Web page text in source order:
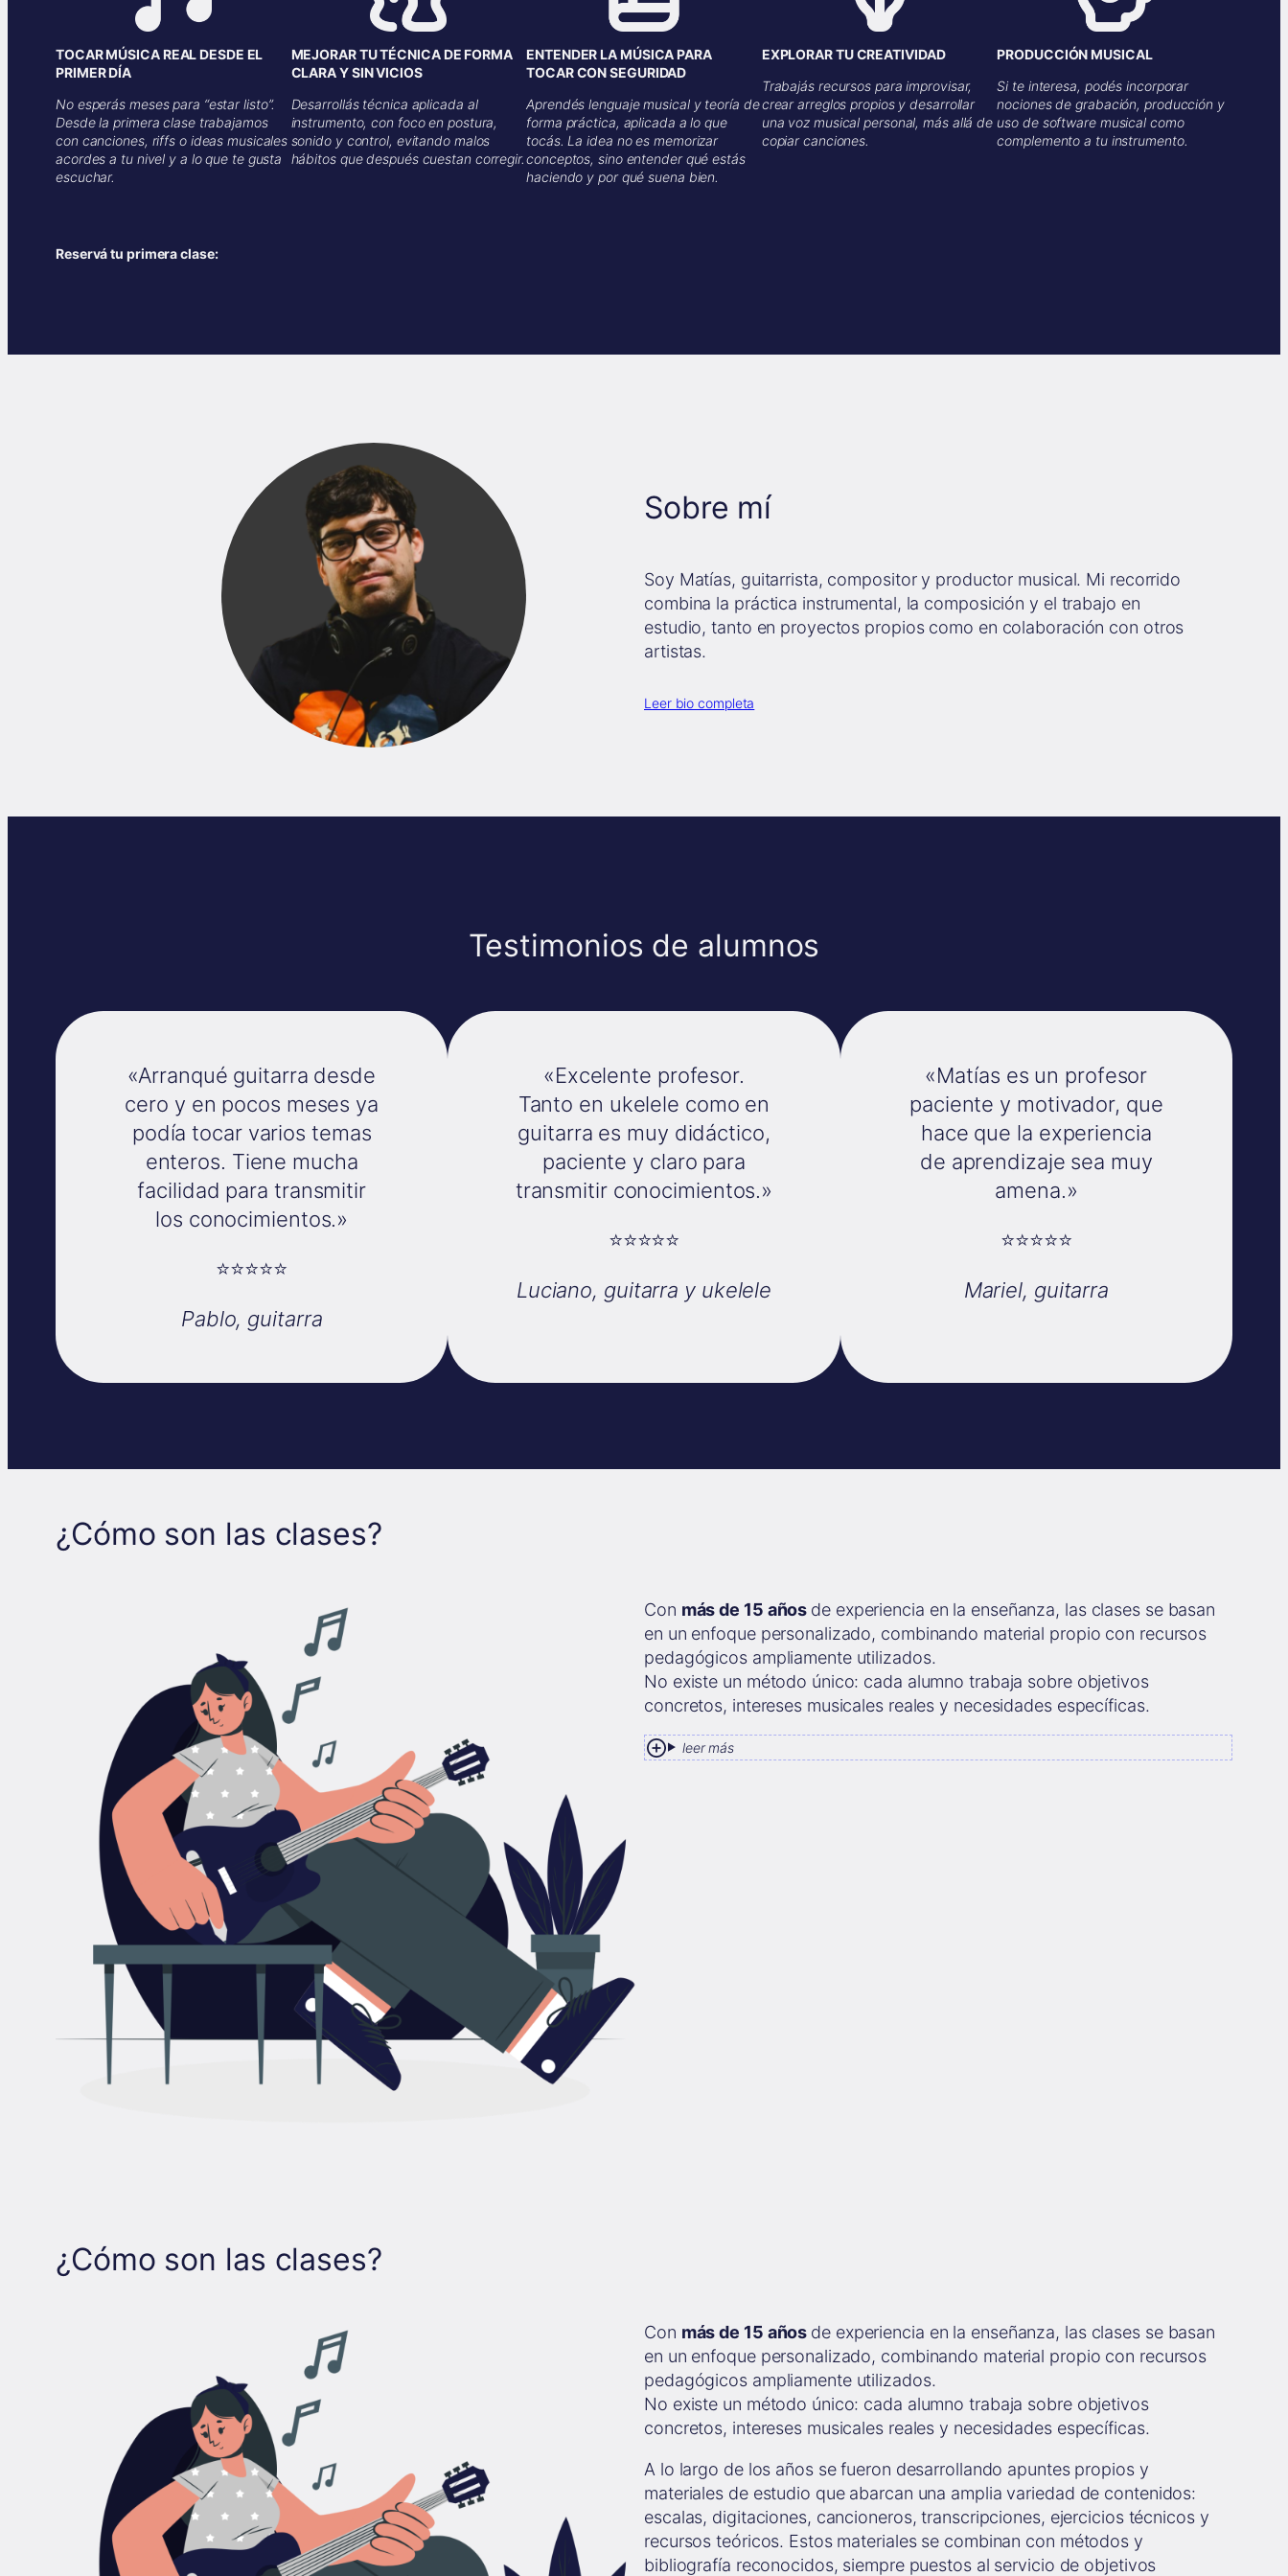
TOCAR MÚSICA REAL DESDE EL
PRIMER DÍA
No esperás meses para “estar listo”.
Desde la primera clase trabajamos
con canciones, riffs o ideas musicales
acordes a tu nivel y a lo que te gusta
escuchar.
MEJORAR TU TÉCNICA DE FORMA
CLARA Y SIN VICIOS
Desarrollás técnica aplicada al
instrumento, con foco en postura,
sonido y control, evitando malos
hábitos que después cuestan corregir.
ENTENDER LA MÚSICA PARA
TOCAR CON SEGURIDAD
Aprendés lenguaje musical y teoría de
forma práctica, aplicada a lo que
tocás. La idea no es memorizar
conceptos, sino entender qué estás
haciendo y por qué suena bien.
EXPLORAR TU CREATIVIDAD
Trabajás recursos para improvisar,
crear arreglos propios y desarrollar
una voz musical personal, más allá de
copiar canciones.
PRODUCCIÓN MUSICAL
Si te interesa, podés incorporar
nociones de grabación, producción y
uso de software musical como
complemento a tu instrumento.
Reservá tu primera clase:
Sobre mí
Soy Matías, guitarrista, compositor y productor musical. Mi recorrido
combina la práctica instrumental, la composición y el trabajo en
estudio, tanto en proyectos propios como en colaboración con otros
artistas.
Leer bio completa
Testimonios de alumnos
«Arranqué guitarra desde
cero y en pocos meses ya
podía tocar varios temas
enteros. Tiene mucha
facilidad para transmitir
los conocimientos.»
⭐⭐⭐⭐⭐
Pablo, guitarra
«Excelente profesor.
Tanto en ukelele como en
guitarra es muy didáctico,
paciente y claro para
transmitir conocimientos.»
⭐⭐⭐⭐⭐
Luciano, guitarra y ukelele
«Matías es un profesor
paciente y motivador, que
hace que la experiencia
de aprendizaje sea muy
amena.»
⭐⭐⭐⭐⭐
Mariel, guitarra
¿Cómo son las clases?
Con más de 15 años de experiencia en la enseñanza, las clases se basan
en un enfoque personalizado, combinando material propio con recursos
pedagógicos ampliamente utilizados.
No existe un método único: cada alumno trabaja sobre objetivos
concretos, intereses musicales reales y necesidades específicas.
leer más
¿Cómo son las clases?
Con más de 15 años de experiencia en la enseñanza, las clases se basan
en un enfoque personalizado, combinando material propio con recursos
pedagógicos ampliamente utilizados.
No existe un método único: cada alumno trabaja sobre objetivos
concretos, intereses musicales reales y necesidades específicas.
A lo largo de los años se fueron desarrollando apuntes propios y
materiales de estudio que abarcan una amplia variedad de contenidos:
escalas, digitaciones, cancioneros, transcripciones, ejercicios técnicos y
recursos teóricos. Estos materiales se combinan con métodos y
bibliografía reconocidos, siempre puestos al servicio de objetivos